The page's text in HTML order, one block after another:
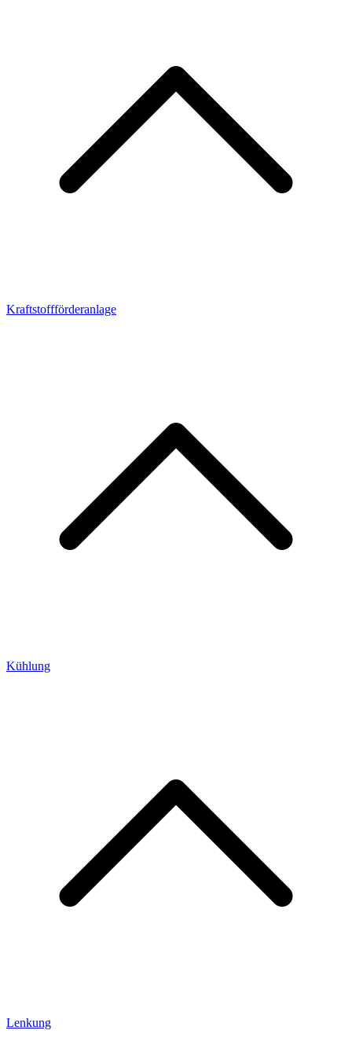
Kraftstoffförderanlage
Kühlung
Lenkung